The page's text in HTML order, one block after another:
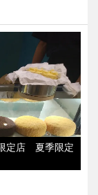
定店 夏季限定